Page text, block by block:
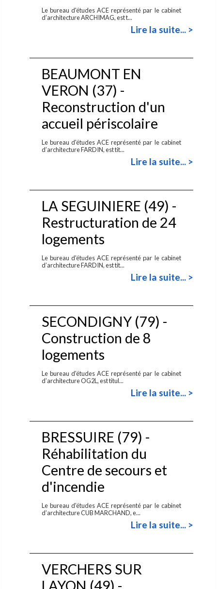
Le bureau d'études ACE représenté par le cabinet
d’architecture ARCHIMAG, est t...
Lire la suite... >
BEAUMONT EN
VERON (37) -
Reconstruction d'un
accueil périscolaire
Le bureau d'études ACE représenté par le cabinet
d’architecture FARDIN, est tit...
Lire la suite... >
LA SEGUINIERE (49) -
Restructuration de 24
logements
Le bureau d'études ACE représenté par le cabinet
d’architecture FARDIN, est tit...
Lire la suite... >
SECONDIGNY (79) -
Construction de 8
logements
Le bureau d'études ACE représenté par le cabinet
d’architecture OG2L, est titul...
Lire la suite... >
BRESSUIRE (79) -
Réhabilitation du
Centre de secours et
d'incendie
Le bureau d'études ACE représenté par le cabinet
d’architecture CUB MARCHAND, e...
Lire la suite... >
VERCHERS SUR
LAYON (49) -